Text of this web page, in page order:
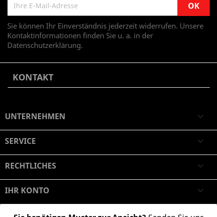
Sie können Ihr Einverständnis jederzeit widerrufen. Unsere
Kontaktinformationen finden Sie u. a. in der
Datenschutzerklärung.
KONTAKT
UNTERNEHMEN 
SERVICE 
RECHTLICHES 
IHR KONTO 